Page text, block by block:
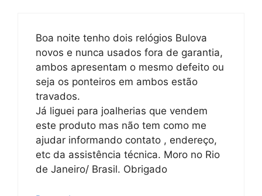
Boa noite tenho dois relógios Bulova
novos e nunca usados fora de garantia,
ambos apresentam o mesmo defeito ou
seja os ponteiros em ambos estão
travados.
Já liguei para joalherias que vendem
este produto mas não tem como me
ajudar informando contato , endereço,
etc da assistência técnica. Moro no Rio
de Janeiro/ Brasil. Obrigado